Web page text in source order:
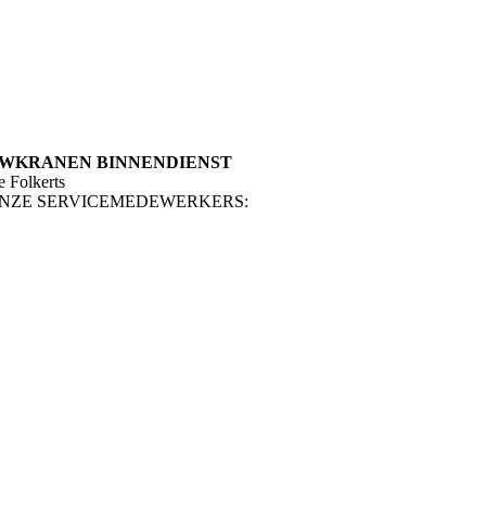
BINNENDIENST
Folkerts
SERVICEMEDEWERKERS: